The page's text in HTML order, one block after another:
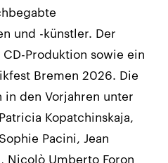
und -künstler. Der
Produktion sowie ein
Bremen 2026. Die
in den Vorjahren unter
Kopatchinskaja,
Pacini, Jean
Nicolò Umberto Foron